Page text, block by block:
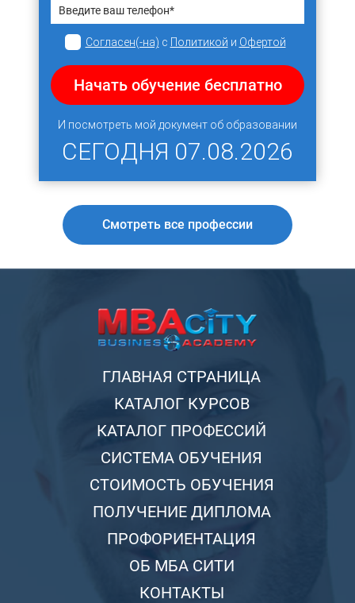
Согласен(-на) с Политикой и Офертой
Начать обучение бесплатно
И посмотреть мой документ об образовании
СЕГОДНЯ 07.08.2026
Смотреть все профессии
ГЛАВНАЯ СТРАНИЦА
КАТАЛОГ КУРСОВ
КАТАЛОГ ПРОФЕССИЙ
СИСТЕМА ОБУЧЕНИЯ
СТОИМОСТЬ ОБУЧЕНИЯ
ПОЛУЧЕНИЕ ДИПЛОМА
ПРОФОРИЕНТАЦИЯ
ОБ МБА СИТИ
КОНТАКТЫ